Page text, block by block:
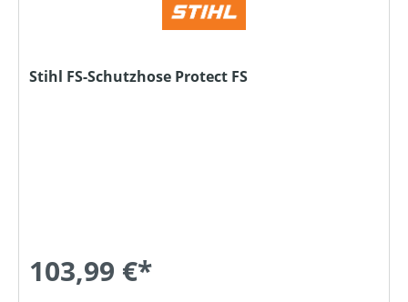
Stihl FS-Schutzhose Protect FS
103,99 €*